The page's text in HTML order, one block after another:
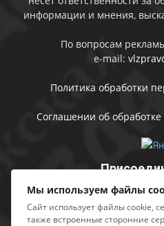
информации и мнения,
По вопросам
e-mail:
Политика обработки
Соглашении об
Мы используем файлы
Сайт использует файлы cookie,
также встроенные сторонние